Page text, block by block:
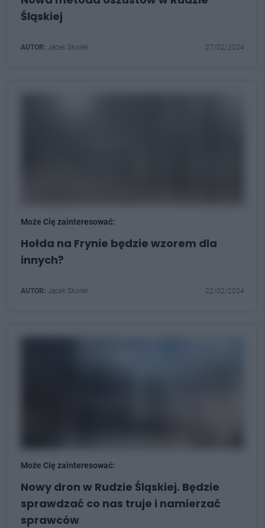
Śląskiej
AUTOR: Jacek Skorek 27/02/2024
Może Cię zainteresować:
Hołda na Frynie będzie wzorem dla
innych?
AUTOR: Jacek Skorek 22/02/2024
Może Cię zainteresować:
Nowy dron w Rudzie Śląskiej. Będzie
sprawdzać co nas truje i namierzać
sprawców